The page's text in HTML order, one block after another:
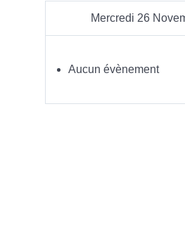
Mercredi 26
Aucun évènement